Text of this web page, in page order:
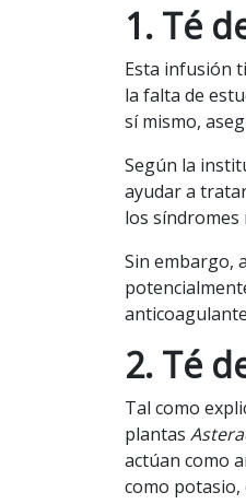
1. Té
Esta infusión
la falta de
sí mismo,
Según la
ayudar a
los
Sin embargo,
2. Té
Tal como
plantas
actúan como
como